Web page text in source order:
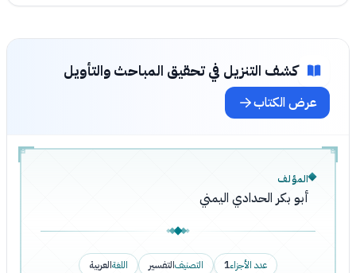
كشف التنزيل في تحقيق المباحث والتأويل
عرض الكتاب
المؤلف
أبو بكر الحدادي اليمني
عدد الأجزاء1 التصنيفالتفسير اللغةالعربية